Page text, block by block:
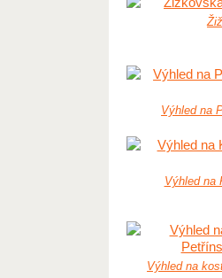
Výhled na
Výhled na
Výhled na